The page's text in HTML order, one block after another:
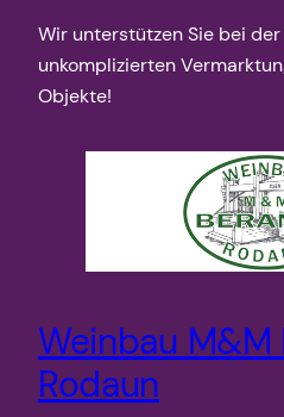
Wir unterstützen Sie bei
unkomplizierten
Objekte!
Weinbau M&M
Rodaun